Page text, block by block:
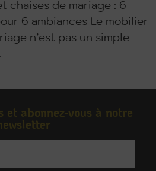
chaises de mariage : 6
6 ambiances Le mobilier
n’est pas un simple
et abonnez-vous à notre